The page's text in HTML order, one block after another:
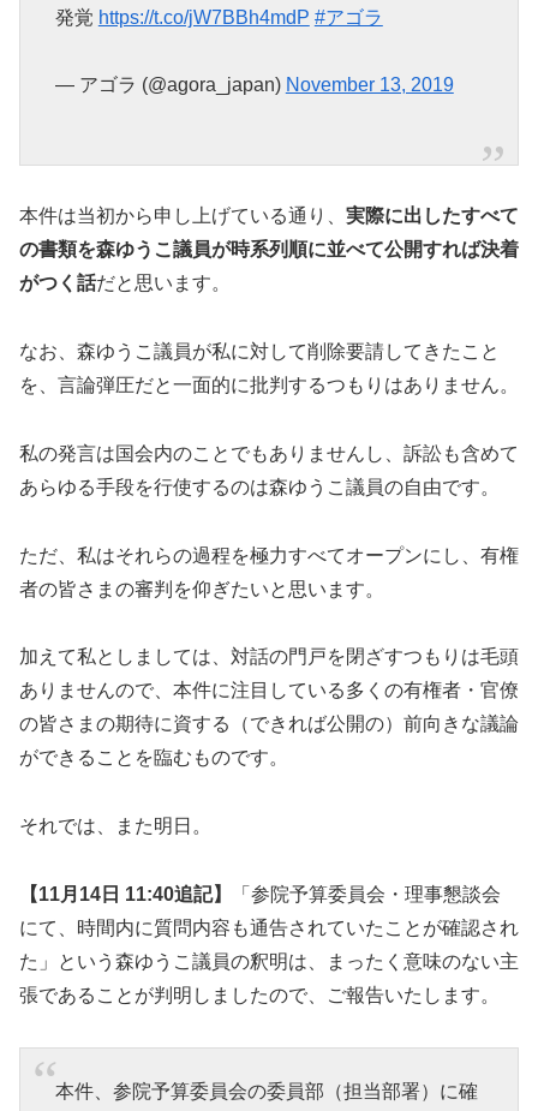
発覚 https://t.co/jW7BBh4mdP #アゴラ
— アゴラ (@agora_japan) November 13, 2019
本件は当初から申し上げている通り、 実際に出したすべて
の書類を森ゆうこ議員が時系列順に並べて公開すれば決着
がつく話だと思います。
なお、森ゆうこ議員が私に対して削除要請してきたこと
を、言論弾圧だと一面的に批判するつもりはありません。
私の発言は国会内のことでもありませんし、訴訟も含めて
あらゆる手段を行使するのは森ゆうこ議員の自由です。
ただ、私はそれらの過程を極力すべてオープンにし、有権
者の皆さまの審判を仰ぎたいと思います。
加えて私としましては、対話の門戸を閉ざすつもりは毛頭
ありませんので、本件に注目している多くの有権者・官僚
の皆さまの期待に資する（できれば公開の）前向きな議論
ができることを臨むものです。
それでは、また明日。
【11月14日 11:40追記】
「参院予算委員会・理事懇談会
にて、時間内に質問内容も通告されていたことが確認され
た」という森ゆうこ議員の釈明は、まったく意味のない主
張であることが判明しましたので、ご報告いたします。
本件、参院予算委員会の委員部（担当部署）に確